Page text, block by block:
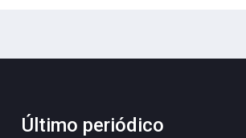
Último periódico